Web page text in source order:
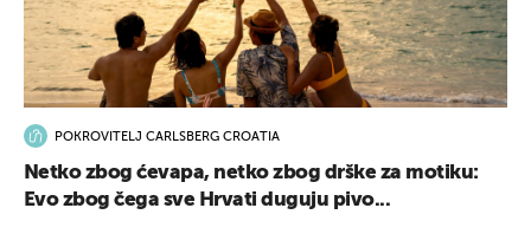
POKROVITELJ CARLSBERG CROATIA
Netko zbog ćevapa, netko zbog drške za motiku:
Evo zbog čega sve Hrvati duguju pivo...